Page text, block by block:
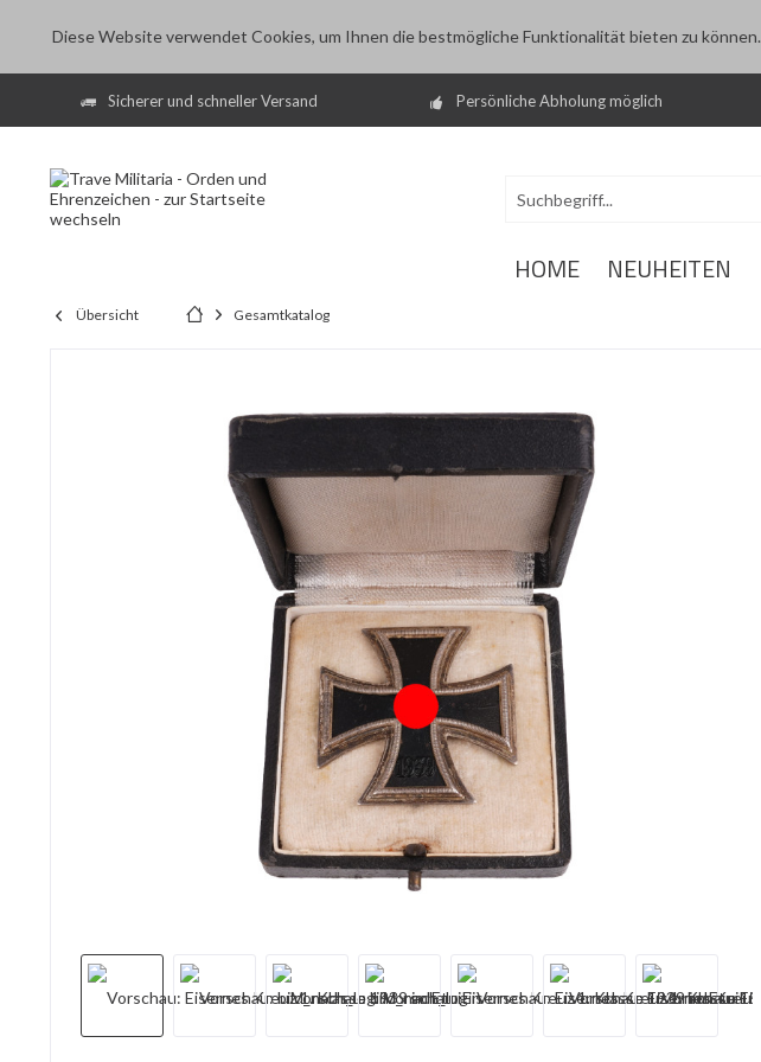
Diese Website verwendet Cookies, um Ihnen die bestmögliche Funktionalität bieten zu können.
Sicherer und schneller Versand Persönliche Abholung möglich
HOME NEUHEITEN
Übersicht Gesamtkatalog